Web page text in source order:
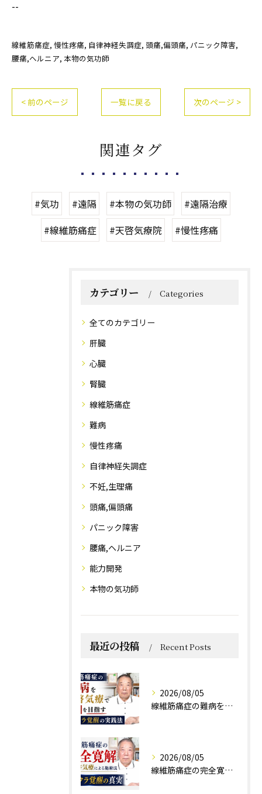
--
線維筋痛症 慢性疼痛 自律神経失調症 頭痛,偏頭痛 パニック障害
腰痛,ヘルニア 本物の気功師
< 前のページ 一覧に戻る 次のページ >
関連タグ
#気功 #遠隔 #本物の気功師
#遠隔治療
#線維筋痛症
#天啓気療院 #慢性疼痛
カテゴリー Categories
全てのカテゴリー
肝臓
心臓
腎臓
線維筋痛症
難病
慢性疼痛
自律神経失調症
不妊,生理痛
頭痛,偏頭痛
パニック障害
腰痛,ヘルニア
能力開発
本物の気功師
最近の投稿 Recent Posts
2026/08/05
線維筋痛症の難病を天啓気療で寛解を目指すチャクラ覚醒の実践法
2026/08/05
線維筋痛症の完全寛解は天啓気療による施術法チャクラ覚醒の真実